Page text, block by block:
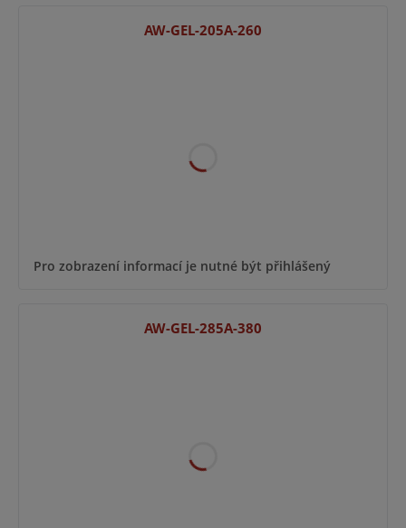
AW-GEL-205A-260
Pro zobrazení informací je nutné být přihlášený
AW-GEL-285A-380